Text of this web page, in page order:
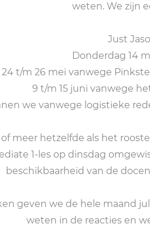
weten. We zijn
Just
Donderdag 14
24 t/m 26 mei vanwege
9 t/m 15 juni vanwege
we vanwege logistieke
meer hetzelfde als het
1-les op dinsdag
beschikbaarheid van de
geven we de hele maand
weten in de reacties en